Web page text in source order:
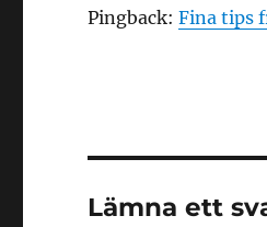
Pingback:Fina tips
Lämna ett